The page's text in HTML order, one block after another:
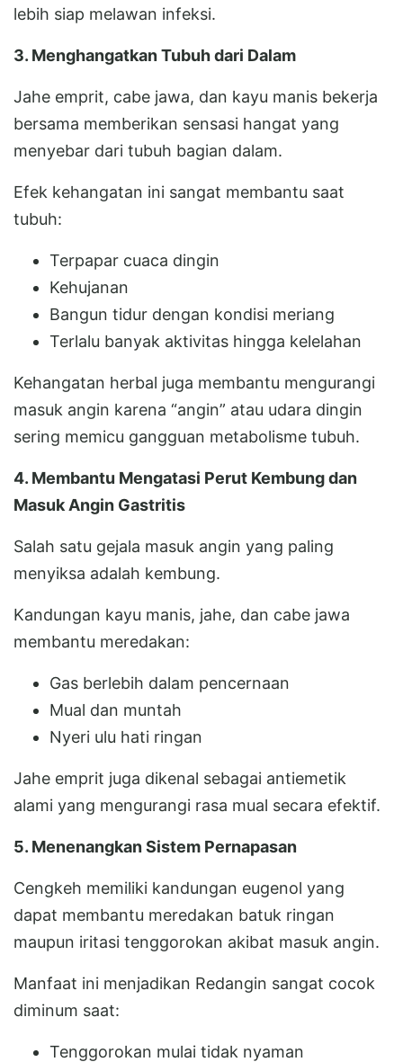
lebih siap melawan infeksi.
3. Menghangatkan Tubuh dari Dalam
Jahe emprit, cabe jawa, dan kayu manis bekerja
bersama memberikan sensasi hangat yang
menyebar dari tubuh bagian dalam.
Efek kehangatan ini sangat membantu saat
tubuh:
Terpapar cuaca dingin
Kehujanan
Bangun tidur dengan kondisi meriang
Terlalu banyak aktivitas hingga kelelahan
Kehangatan herbal juga membantu mengurangi
masuk angin karena “angin” atau udara dingin
sering memicu gangguan metabolisme tubuh.
4. Membantu Mengatasi Perut Kembung dan
Masuk Angin Gastritis
Salah satu gejala masuk angin yang paling
menyiksa adalah kembung.
Kandungan kayu manis, jahe, dan cabe jawa
membantu meredakan:
Gas berlebih dalam pencernaan
Mual dan muntah
Nyeri ulu hati ringan
Jahe emprit juga dikenal sebagai antiemetik
alami yang mengurangi rasa mual secara efektif.
5. Menenangkan Sistem Pernapasan
Cengkeh memiliki kandungan eugenol yang
dapat membantu meredakan batuk ringan
maupun iritasi tenggorokan akibat masuk angin.
Manfaat ini menjadikan Redangin sangat cocok
diminum saat:
Tenggorokan mulai tidak nyaman